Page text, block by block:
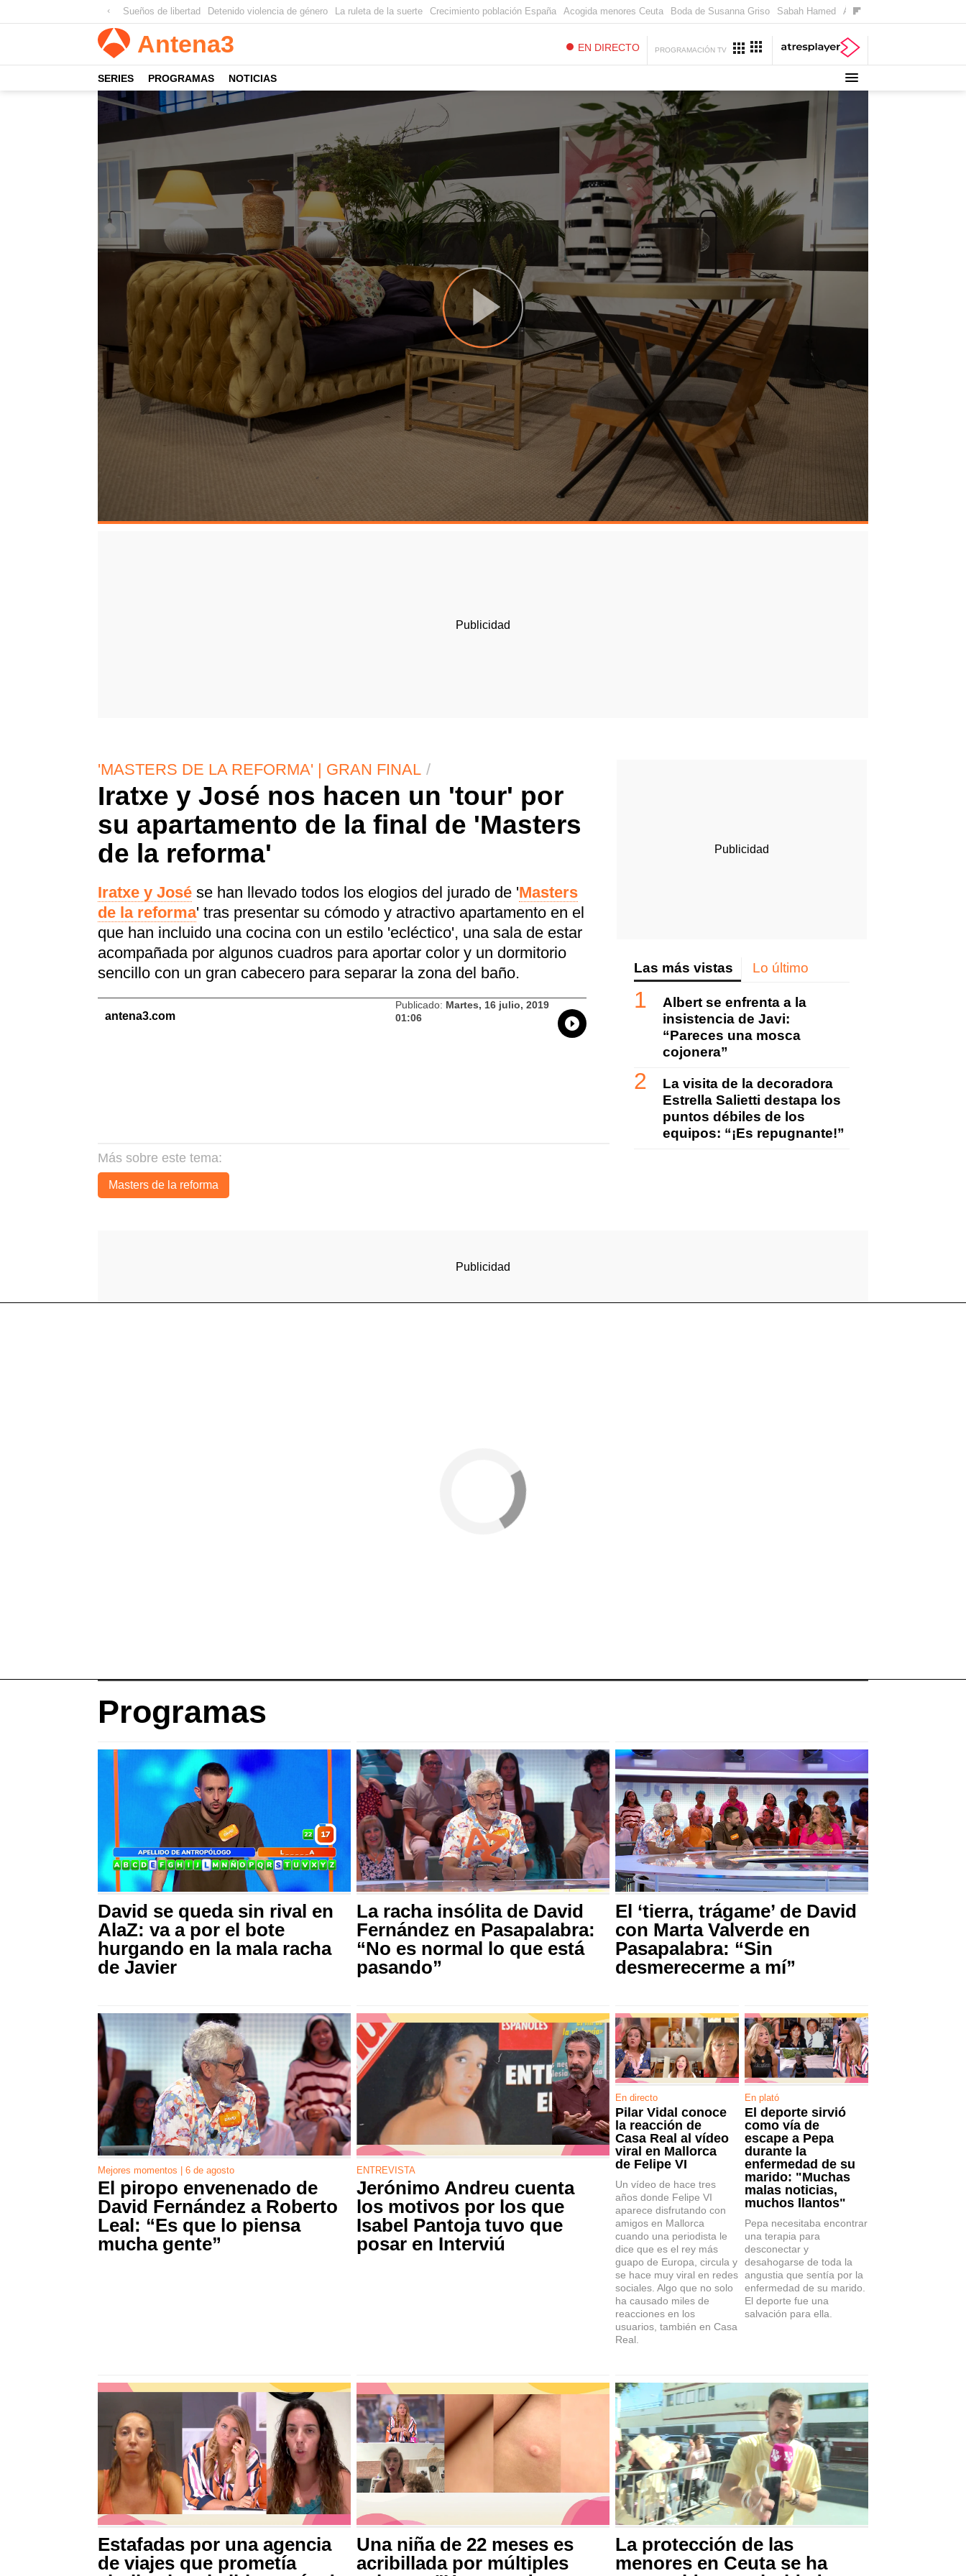
Sueños de libertad Detenido violencia de género La ruleta de la suerte Crecimiento población España Acogida menores Ceuta Boda de Susanna Griso Sabah Hamed Ágata y Lola
Antena3 EN DIRECTO PROGRAMACIÓN TV
SERIES PROGRAMAS NOTICIAS
'MASTERS DE LA REFORMA' | GRAN FINAL
Iratxe y José nos hacen un 'tour' por
su apartamento de la final de 'Masters
de la reforma'
Iratxe y José se han llevado todos los elogios del jurado de 'Masters
de la reforma' tras presentar su cómodo y atractivo apartamento en el
que han incluido una cocina con un estilo 'ecléctico', una sala de estar
acompañada por algunos cuadros para aportar color y un dormitorio
sencillo con un gran cabecero para separar la zona del baño.
antena3.com
Publicado: Martes, 16 julio, 2019
01:06
Whatsapp TwitterLinkedinFlipboard
Compartir
Más sobre este tema:
Masters de la reforma
Las más vistas Lo último
Albert se enfrenta a la
insistencia de Javi:
“Pareces una mosca
cojonera”
La visita de la decoradora
Estrella Salietti destapa los
puntos débiles de los
equipos: “¡Es repugnante!”
Programas
David se queda sin rival en
AlaZ: va a por el bote
hurgando en la mala racha
de Javier
La racha insólita de David
Fernández en Pasapalabra:
“No es normal lo que está
pasando”
El ‘tierra, trágame’ de David
con Marta Valverde en
Pasapalabra: “Sin
desmerecerme a mí”
Mejores momentos | 6 de agosto
El piropo envenenado de
David Fernández a Roberto
Leal: “Es que lo piensa
mucha gente”
ENTREVISTA
Jerónimo Andreu cuenta
los motivos por los que
Isabel Pantoja tuvo que
posar en Interviú
En directo
Pilar Vidal conoce
la reacción de
Casa Real al vídeo
viral en Mallorca
de Felipe VI
Un vídeo de hace tres
años donde Felipe VI
aparece disfrutando con
amigos en Mallorca
cuando una periodista le
dice que es el rey más
guapo de Europa, circula y
se hace muy viral en redes
sociales. Algo que no solo
ha causado miles de
reacciones en los
usuarios, también en Casa
Real.
En plató
El deporte sirvió
como vía de
escape a Pepa
durante la
enfermedad de su
marido: "Muchas
malas noticias,
muchos llantos"
Pepa necesitaba encontrar
una terapia para
desconectar y
desahogarse de toda la
angustia que sentía por la
enfermedad de su marido.
El deporte fue una
salvación para ella.
Estafadas por una agencia
de viajes que prometía
Una niña de 22 meses es
acribillada por múltiples
La protección de las
menores en Ceuta se ha